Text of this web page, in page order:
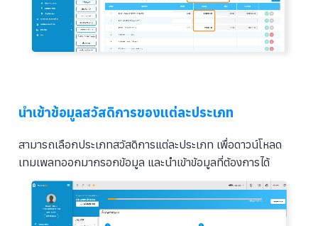
นำเข้าข้อมูลสวัสดิการของแต่ละประเภท
สามารถเลือกประเภทสวัสดิการแต่ละประเภท เพื่อดาวน์โหลด
เทมเพลทออกมากรอกข้อมูล และนำเข้าข้อมูลที่ต้องการได้